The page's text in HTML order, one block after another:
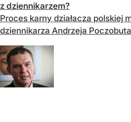
z dziennikarzem?
Proces karny działacza polskiej
dziennikarza Andrzeja